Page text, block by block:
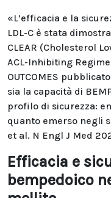
«L’efficacia e la
LDL-C è stata
CLEAR (Cholesterol
ACL-Inhibiting
OUTCOMES
sia la capacità di
profilo di sicurezza:
quanto emerso negli
et al. N Engl J Med
Efficacia e
bempedoico